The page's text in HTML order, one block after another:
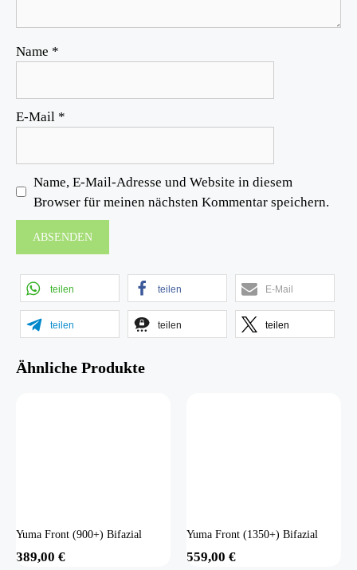
Name *
E-Mail *
Name, E-Mail-Adresse und Website in diesem
Browser für meinen nächsten Kommentar speichern.
teilen teilen E-Mail
teilen teilen teilen
Ähnliche Produkte
Yuma Front (900+) Bifazial
389,00 €
Yuma Front (1350+) Bifazial
559,00 €